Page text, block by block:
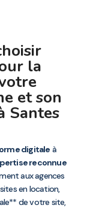
la
et son
Santes
digitale à
reconnue
aux agences
en location,
de votre site,